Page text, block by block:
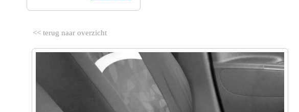
<< terug naar overzicht